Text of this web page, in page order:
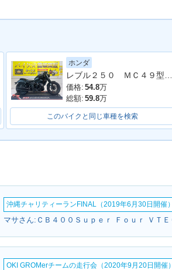
ホンダ
価格: 54.8万
総額: 59.8万
このバイクと同じ車種を検索
沖縄チャリティーランFINAL（2019年6月30日開催）
OKI GROMerチームの走行会（2020年9月20日開催）